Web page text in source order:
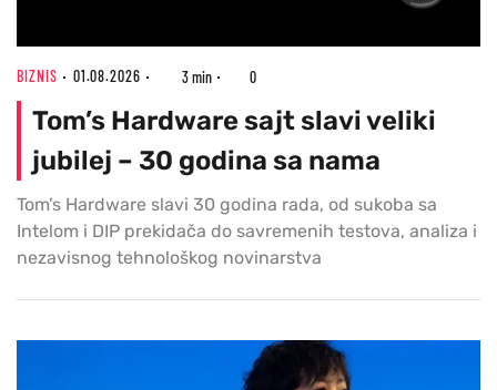
BIZNIS 01.08.2026 3 min 0
Tom’s Hardware sajt slavi veliki
jubilej – 30 godina sa nama
Tom’s Hardware slavi 30 godina rada, od sukoba sa
Intelom i DIP prekidača do savremenih testova, analiza i
nezavisnog tehnološkog novinarstva